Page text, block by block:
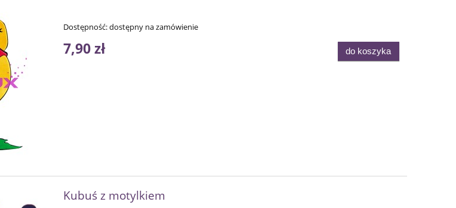
Dostępność:dostępny na zamówienie
7,90 zł do koszyka
Kubuś z motylkiem